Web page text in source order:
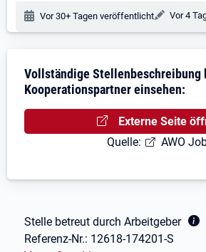
Veröffentlichungsdatum:
Vor 30+ Tagen veröffentlicht Vor 4
Stellenbeschreibung
Vollständige Stellenbeschreibung
Kooperationspartner einsehen:
Externe Seite
Quelle:
AWO
Fußbereich
Stelle betreut durch Arbeitgeber
Referenz-Nr.: 12618-174201-S